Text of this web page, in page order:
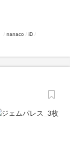
nanaco
iD